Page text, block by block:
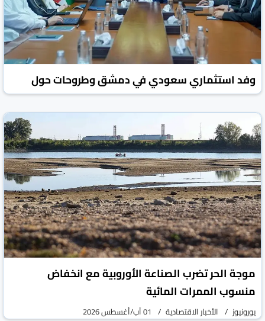
وفد استثماري سعودي في دمشق وطروحات حول
مقومات المناطق الحرة والمرافئ السورية
روسيا اليوم الأخبار الاقتصادية 31 تموز/يوليو 2026
موجة الحر تضرب الصناعة الأوروبية مع انخفاض
منسوب الممرات المائية
يورونيوز الأخبار الاقتصادية 01 آب/أغسطس 2026